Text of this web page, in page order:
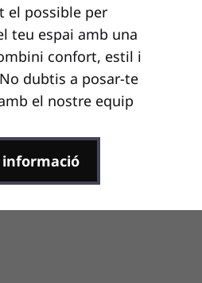
el possible per
teu espai amb una
confort, estil i
dubtis a posar-te
el nostre equip
informació